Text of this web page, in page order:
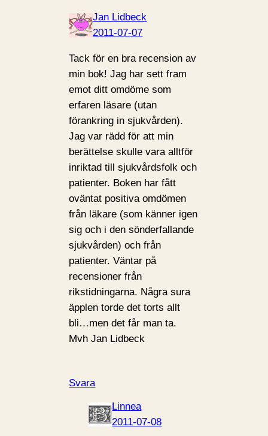
Jan Lidbeck
2011-07-07
Tack för en bra recension av
min bok! Jag har sett fram
emot ditt omdöme som
erfaren läsare (utan
förankring in sjukvården).
Jag var rädd för att min
berättelse skulle vara alltför
inriktad till sjukvårdsfolk och
patienter. Boken har fått
oväntat positiva omdömen
från läkare (som känner igen
sig och i den sönderfallande
sjukvården) och från
patienter. Väntar på
recensioner från
rikstidningarna. Några sura
äpplen torde det torts allt
bli…men det får man ta.
Mvh Jan Lidbeck
Svara
Linnea
2011-07-08